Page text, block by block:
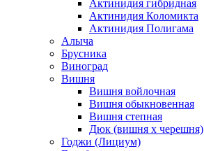
Актинидия гибридная
Актинидия Коломикта
Актинидия Полигама
Алыча
Брусника
Виноград
Вишня
Вишня войлочная
Вишня обыкновенная
Вишня степная
Дюк (вишня х черешня)
Годжи (Лициум)